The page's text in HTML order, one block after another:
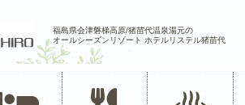
福島県会津磐梯高原/猪苗代温泉湯元の
オールシーズンリゾート ホテルリステル猪苗代